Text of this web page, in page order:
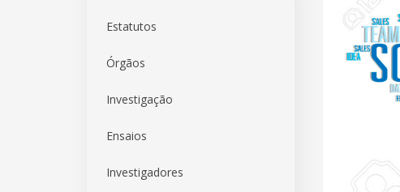
Estatutos
Órgãos
Investigação
Ensaios
Investigadores